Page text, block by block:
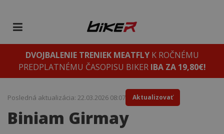
DVOJBALENIE TRENIEK MEATFLYK ROČNÉMU
PREDPLATNÉMU ČASOPISU BIKER IBA ZA 19,80€!
Biniam Girmay
Posledná aktualizácia: 22.03.2026 08:07 Aktualizovať